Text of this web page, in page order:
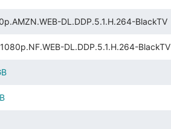
DL.DDP.5.1.H.264-BlackTV
DL.DDP.5.1.H.264-BlackTV